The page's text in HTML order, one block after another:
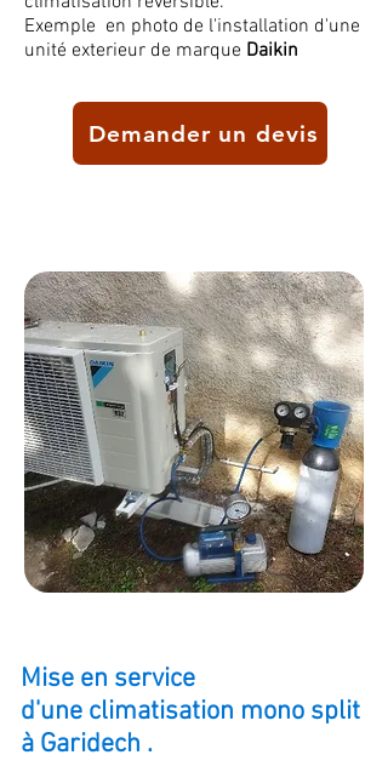
Exemple en photo de l'installation d'une
unité exterieur de marque Daikin
Demander un devis
Mise en service
d'une climatisation mono split
à Garidech .